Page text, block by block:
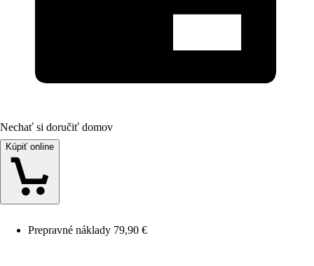
Nechať si doručiť domov
Kúpiť online
Prepravné náklady 79,90 €